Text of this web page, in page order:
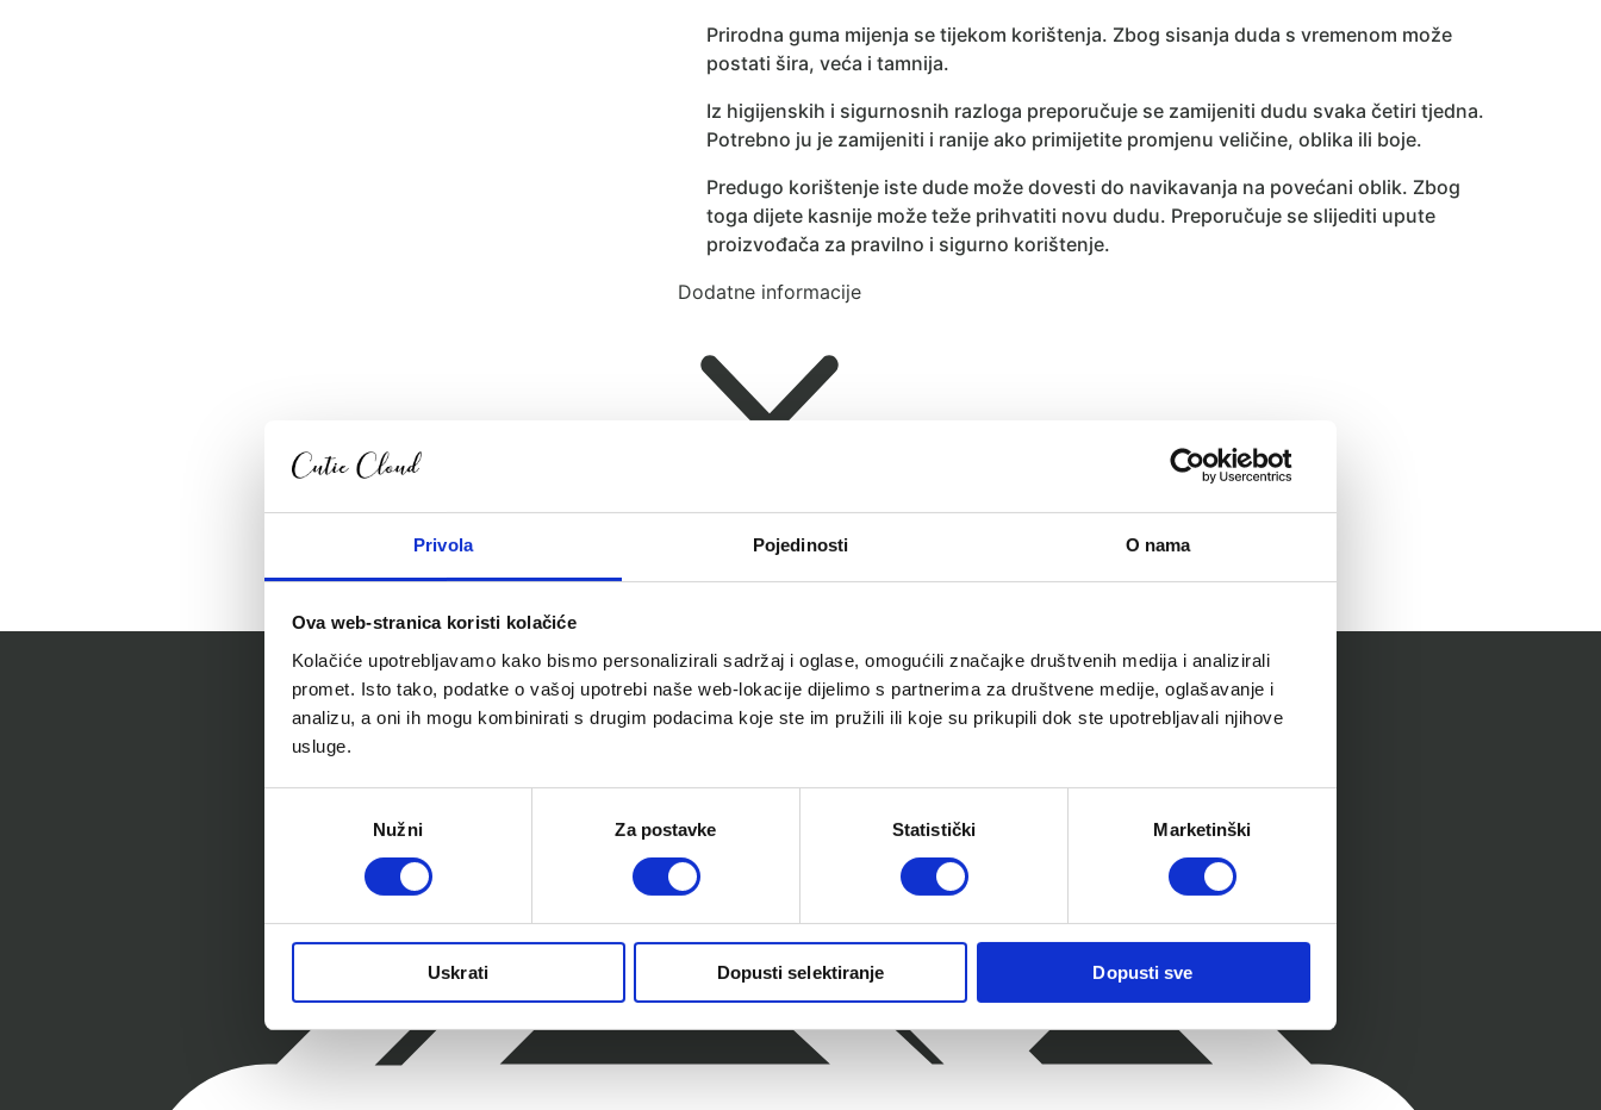
Privola Pojedinosti O nama
Ova web-stranica koristi kolačiće
Kolačiće upotrebljavamo kako bismo personalizirali sadržaj i oglase, omogućili značajke društvenih medija i analizirali
promet. Isto tako, podatke o vašoj upotrebi naše web-lokacije dijelimo s partnerima za društvene medije, oglašavanje i
analizu, a oni ih mogu kombinirati s drugim podacima koje ste im pružili ili koje su prikupili dok ste upotrebljavali njihove
usluge.
Nužni Za postavke Statistički Marketinški
Uskrati Dopusti selektiranje Dopusti sve
Prirodna guma mijenja se tijekom korištenja. Zbog sisanja duda s vremenom može
postati šira, veća i tamnija.
Iz higijenskih i sigurnosnih razloga preporučuje se zamijeniti dudu svaka četiri tjedna.
Potrebno ju je zamijeniti i ranije ako primijetite promjenu veličine, oblika ili boje.
Predugo korištenje iste dude može dovesti do navikavanja na povećani oblik. Zbog
toga dijete kasnije može teže prihvatiti novu dudu. Preporučuje se slijediti upute
proizvođača za pravilno i sigurno korištenje.
Dodatne informacije